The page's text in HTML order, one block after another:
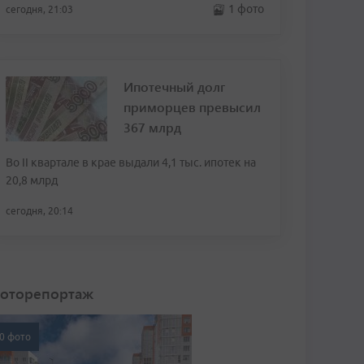
сегодня, 21:03 1 фото
Ипотечный долг
приморцев превысил
367 млрд
Во II квартале в крае выдали 4,1 тыс. ипотек на
20,8 млрд
сегодня, 20:14
фото